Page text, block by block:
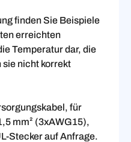
finden Sie Beispiele
erreichten
Temperatur dar, die
sie nicht korrekt
für
mm² (3xAWG15),
Stecker auf Anfrage.